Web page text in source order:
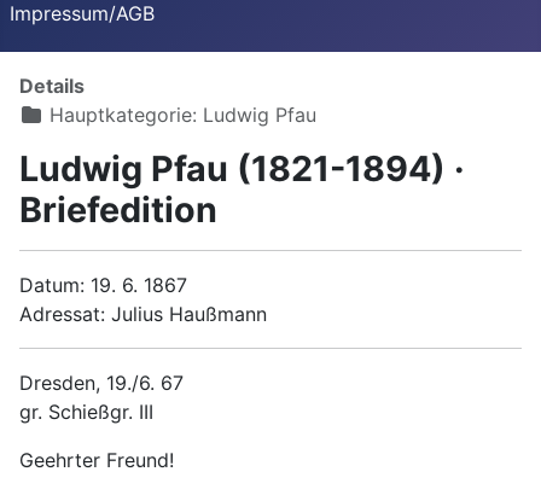
Impressum/AGB
Details
Hauptkategorie: Ludwig Pfau
Ludwig Pfau (1821-1894) ·
Briefedition
Datum: 19. 6. 1867
Adressat: Julius Haußmann
Dresden, 19./6. 67
gr. Schießgr. III
Geehrter Freund!